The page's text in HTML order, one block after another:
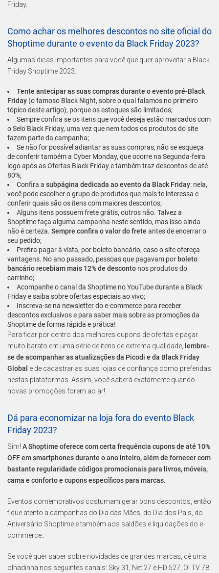
Friday.
Como achar os melhores descontos no site oficial do
Shoptime durante o evento da Black Friday 2023?
Algumas dicas importantes para você que quer aproveitar a Black
Friday Shoptime 2023:
Tente antecipar as suas compras durante o evento pré-Black
Friday (o famoso Black Night, sobre o qual falamos no primeiro
tópico deste artigo), porque os estoques são limitados;
Sempre confira se os itens que você deseja estão marcados com
o Selo Black Friday, uma vez que nem todos os produtos do site
fazem parte da campanha;
Se não for possível adiantar as suas compras, não se esqueça
de conferir também a Cyber Monday, que ocorre na Segunda-feira
logo após as Ofertas Black Friday e também traz descontos de até
80%;
Confira a subpágina dedicada ao evento da Black Friday: nela,
você pode escolher o grupo de produtos que mais te interessa e
conferir quais são os itens com maiores descontos;
Alguns itens possuem frete grátis, outros não. Talvez a
Shoptime faça alguma campanha neste sentido, mas isso ainda
não é certeza. Sempre confira o valor do frete antes de encerrar o
seu pedido;
Prefira pagar à vista, por boleto bancário, caso o site ofereça
vantagens. No ano passado, pessoas que pagavam por boleto
bancário recebiam mais 12% de desconto nos produtos do
carrinho;
Acompanhe o canal da Shoptime no YouTube durante a Black
Friday e saiba sobre ofertas especiais ao vivo;
Inscreva-se na newsletter do e-commerce para receber
descontos exclusivos e para saber mais sobre as promoções da
Shoptime de forma rápida e prática!
Para ficar por dentro dos melhores cupons de ofertas e pagar
muito barato em uma série de itens de extrema qualidade,
lembre-
se de acompanhar as atualizações da Picodi e da Black Friday
Global e de cadastrar as suas lojas de confiança como preferidas
nestas plataformas. Assim, você saberá exatamente quando
novas promoções forem ao ar!
Dá para economizar na loja fora do evento Black
Friday 2023?
Sim! A Shoptime oferece com certa frequência cupons de até 10%
OFF em smartphones durante o ano inteiro, além de fornecer com
bastante regularidade códigos promocionais para livros, móveis,
cama e conforto e cupons específicos para marcas.
Eventos comemorativos costumam gerar bons descontos, então
fique atento a campanhas do Dia das Mães, do Dia dos Pais, do
Aniversário Shoptime e também aos saldões e liquidações do e-
commerce..
Se você quer saber sobre novidades de grandes marcas, dê uma
olhadinha nos seguintes canais: Sky 31, Net 27 e HD 527, OI TV 78